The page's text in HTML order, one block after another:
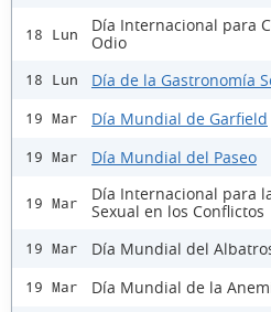
18 Lun
Día Internacional para
Odio
18 Lun Día de la Gastronomía
19 Mar Día Mundial de Garfield
19 Mar Día Mundial del Paseo
19 Mar
Día Internacional para
Sexual en los Conflictos
19 Mar Día Mundial del
19 Mar Día Mundial de la